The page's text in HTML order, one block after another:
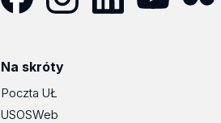
Na skróty
Poczta UŁ
USOSWeb